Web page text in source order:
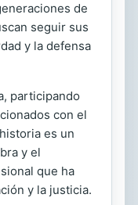
de
seguir sus
y la defensa
participando
con el
es un
y el
que ha
y la justicia.